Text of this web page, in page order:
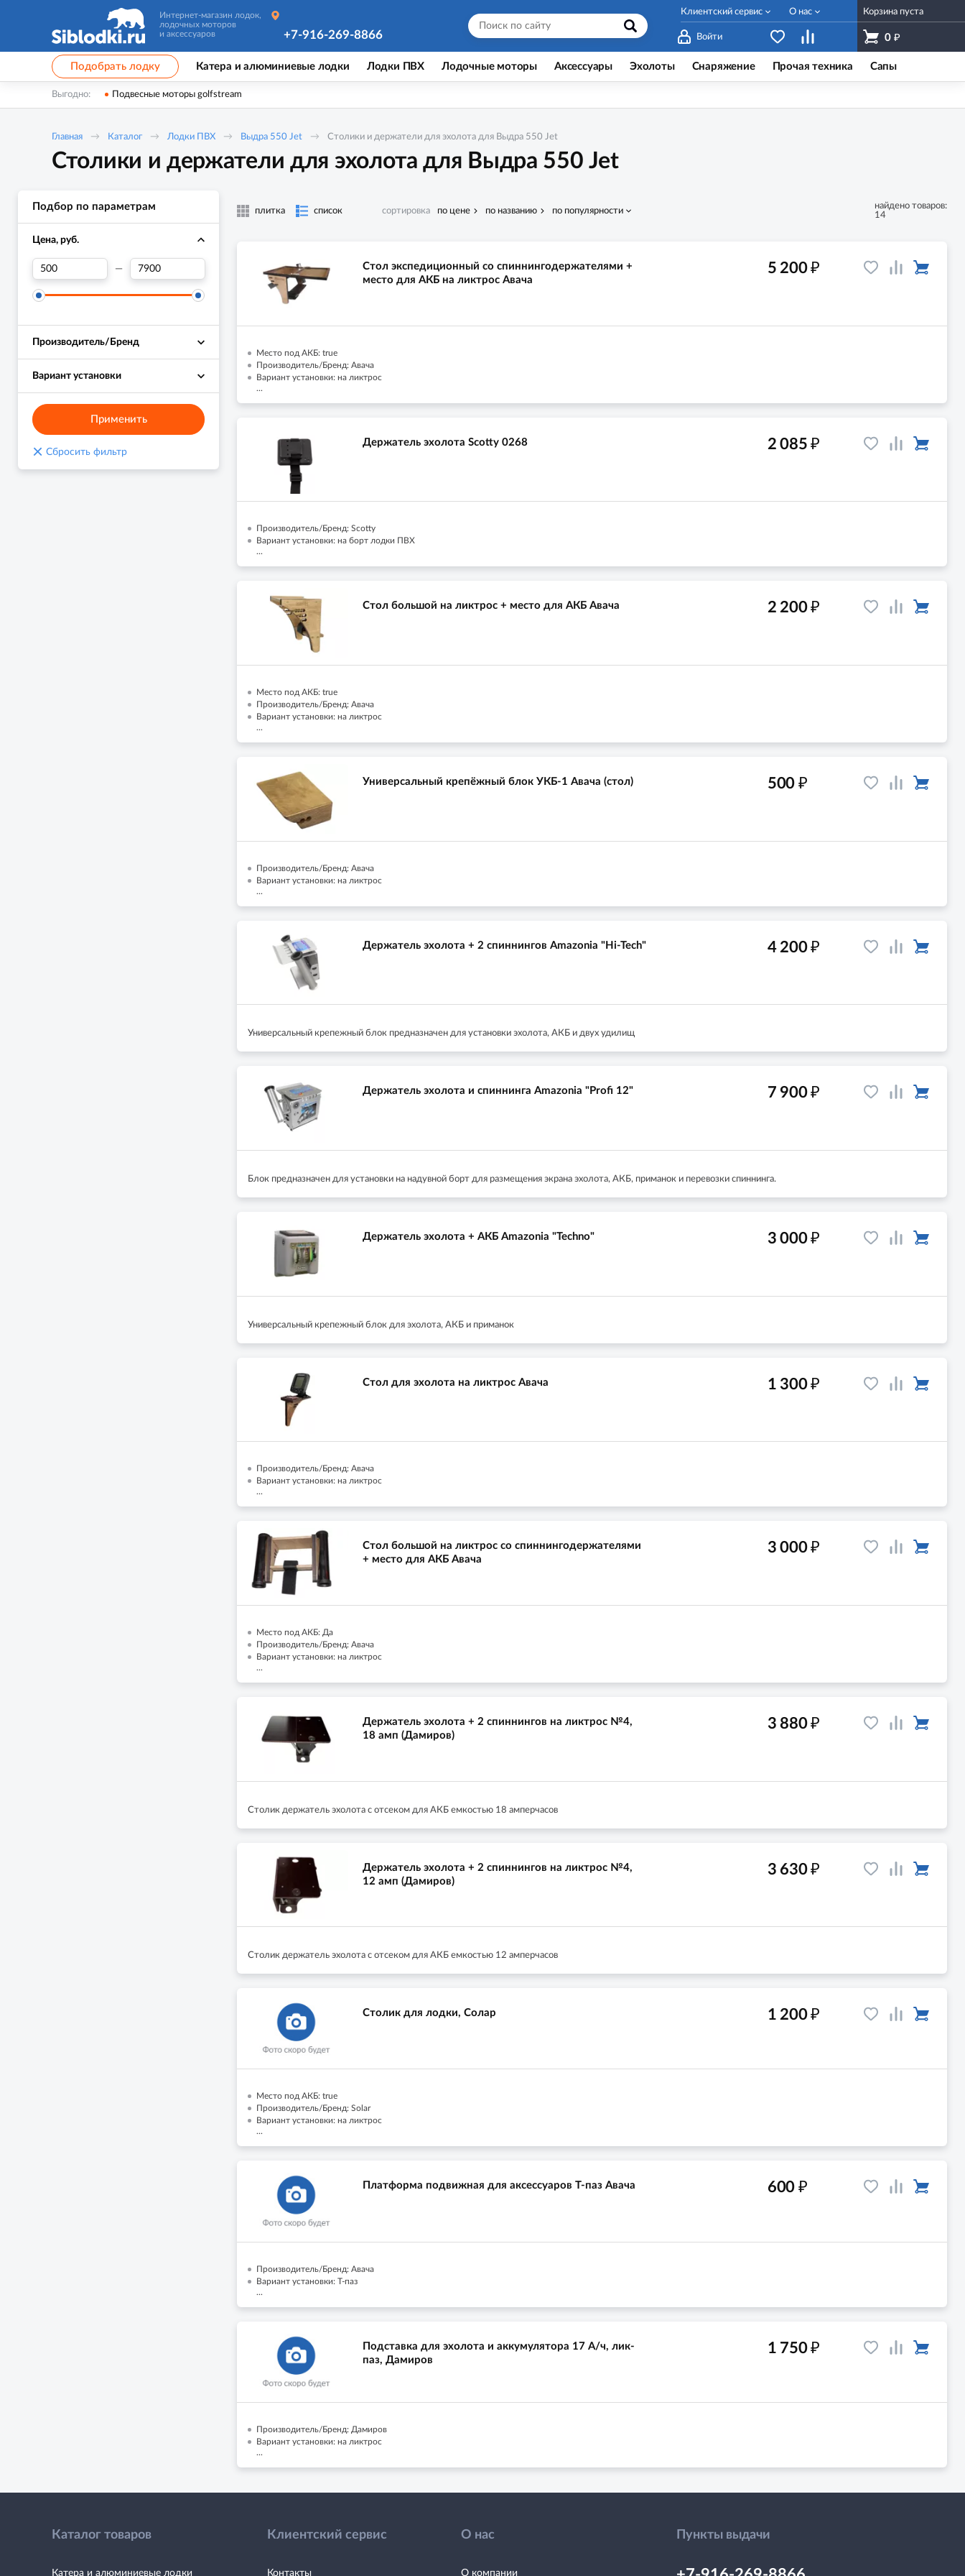
Интернет-магазин лодок,
лодочных моторов
и аксессуаров
Войти
Корзина пуста
0 ₽
+7-916-269-8866
Клиентский сервис О нас
Подобрать лодку Катера и алюминиевые лодки Лодки ПВХ Лодочные моторы Аксессуары Эхолоты Снаряжение Прочая техника Сапы
Выгодно: Подвесные моторы golfstream
Главная Каталог Лодки ПВХ Выдра 550 Jet Столики и держатели для эхолота для Выдра 550 Jet
Столики и держатели для эхолота для Выдра 550 Jet
Подбор по параметрам
Цена, руб.
—
Производитель/Бренд
Вариант установки
Применить
× Сбросить фильтр
плитка список сортировка по цене по названию по популярности
найдено товаров:
14
Стол экспедиционный со спиннингодержателями +
место для АКБ на ликтрос Авача
Место под АКБ: true
Производитель/Бренд: Авача
Вариант установки: на ликтрос
...
5 200₽
Держатель эхолота Scotty 0268
Производитель/Бренд: Scotty
Вариант установки: на борт лодки ПВХ
...
2 085₽
Стол большой на ликтрос + место для АКБ Авача
Место под АКБ: true
Производитель/Бренд: Авача
Вариант установки: на ликтрос
...
2 200₽
Универсальный крепёжный блок УКБ-1 Авача (стол)
Производитель/Бренд: Авача
Вариант установки: на ликтрос
...
500 ₽
Держатель эхолота + 2 спиннингов Amazonia "Hi-Tech"
Универсальный крепежный блок предназначен для установки эхолота, АКБ и двух удилищ
4 200₽
Держатель эхолота и спиннинга Amazonia "Profi 12"
Блок предназначен для установки на надувной борт для размещения экрана эхолота, АКБ, приманок и перевозки спиннинга.
7 900₽
Держатель эхолота + АКБ Amazonia "Techno"
Универсальный крепежный блок для эхолота, АКБ и приманок
3 000₽
Стол для эхолота на ликтрос Авача
Производитель/Бренд: Авача
Вариант установки: на ликтрос
...
1 300₽
Стол большой на ликтрос со спиннингодержателями
+ место для АКБ Авача
Место под АКБ: Да
Производитель/Бренд: Авача
Вариант установки: на ликтрос
...
3 000₽
Держатель эхолота + 2 спиннингов на ликтрос №4,
18 амп (Дамиров)
Столик держатель эхолота с отсеком для АКБ емкостью 18 амперчасов
3 880₽
Держатель эхолота + 2 спиннингов на ликтрос №4,
12 амп (Дамиров)
Столик держатель эхолота с отсеком для АКБ емкостью 12 амперчасов
3 630₽
Столик для лодки, Солар
Место под АКБ: true
Производитель/Бренд: Solar
Вариант установки: на ликтрос
...
1 200₽
Платформа подвижная для аксессуаров Т-паз Авача
Производитель/Бренд: Авача
Вариант установки: Т-паз
...
600 ₽
Подставка для эхолота и аккумулятора 17 А/ч, лик-
паз, Дамиров
Производитель/Бренд: Дамиров
Вариант установки: на ликтрос
...
1 750₽
Каталог товаров
Катера и алюминиевые лодки
Клиентский сервис
Контакты
О нас
О компании
Пункты выдачи